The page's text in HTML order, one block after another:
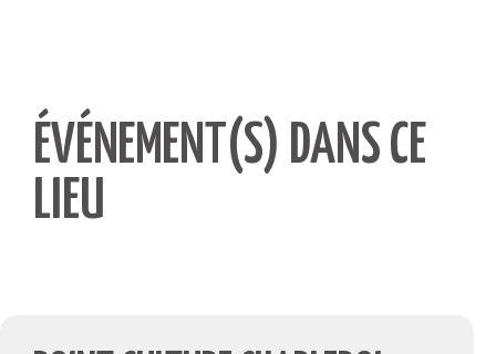
ÉVÉNEMENT(S) DANS CE
LIEU